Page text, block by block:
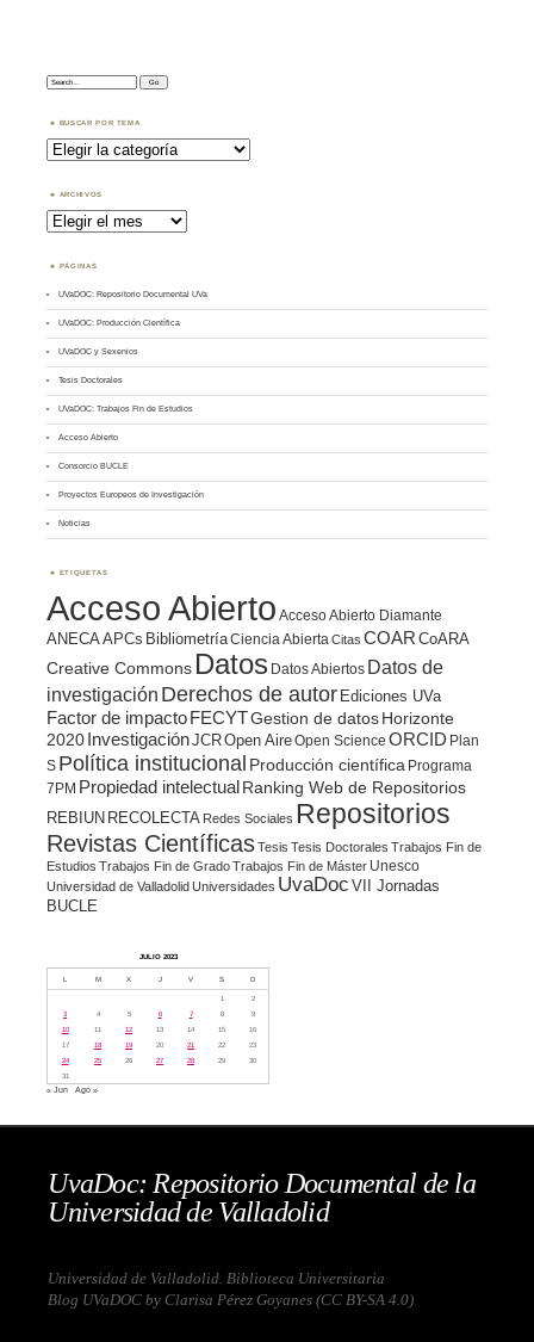
Search:
BUSCAR POR TEMA
Buscar
por
Tema
ARCHIVOS
Archivos
PÁGINAS
UVaDOC: Repositorio Documental UVa
UVaDOC: Producción Científica
UVaDOC y Sexenios
Tesis Doctorales
UVaDOC: Trabajos Fin de Estudios
Acceso Abierto
Consorcio BUCLE
Proyectos Europeos de Investigación
Noticias
ETIQUETAS
Acceso Abierto Acceso Abierto Diamante
ANECA APCs BibliometríaCiencia Abierta Citas COAR CoARA
Creative Commons Datos Datos Abiertos Datos de
investigación Derechos de autor Ediciones UVa
Factor de impacto FECYTGestion de datosHorizonte
2020 InvestigaciónJCROpen AireOpen Science ORCID Plan
S Política institucional Producción científica Programa
7PM Propiedad intelectualRanking Web de Repositorios
REBIUN RECOLECTA Redes Sociales Repositorios
Revistas CientíficasTesis Tesis Doctorales Trabajos Fin de
Estudios Trabajos Fin de GradoTrabajos Fin de Máster Unesco
Universidad de ValladolidUniversidades UvaDoc VII Jornadas
BUCLE
JULIO 2023
L M X J V S D
1
2
3
4 5 6 7 8
9
10
11 12 13 14 15
16
17
18 19 20 21 22
23
24
25 26 27 28 29
30
31
« Jun Ago »
UvaDoc: Repositorio Documental de la
Universidad de Valladolid
Universidad de Valladolid. Biblioteca Universitaria
Blog UVaDOC by Clarisa Pérez Goyanes (CC BY-SA 4.0)